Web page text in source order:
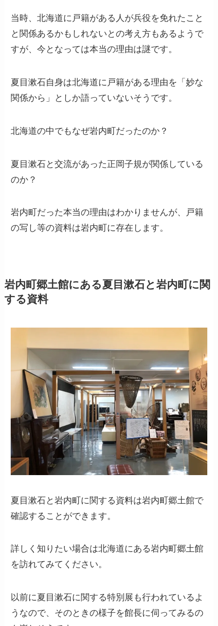
当時、北海道に戸籍がある人が兵役を免れたこと
と関係あるかもしれないとの考え方もあるようで
すが、今となっては本当の理由は謎です。
夏目漱石自身は北海道に戸籍がある理由を「妙な
関係から」としか語っていないそうです。
北海道の中でもなぜ岩内町だったのか？
夏目漱石と交流があった正岡子規が関係している
のか？
岩内町だった本当の理由はわかりませんが、戸籍
の写し等の資料は岩内町に存在します。
岩内町郷土館にある夏目漱石と岩内町に関
する資料
夏目漱石と岩内町に関する資料は岩内町郷土館で
確認することができます。
詳しく知りたい場合は北海道にある岩内町郷土館
を訪れてみてください。
以前に夏目漱石に関する特別展も行われているよ
うなので、そのときの様子を館長に伺ってみるの